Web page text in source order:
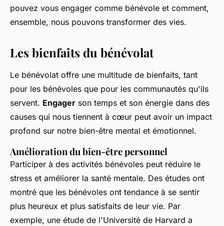
pouvez vous engager comme bénévole et comment,
ensemble, nous pouvons transformer des vies.
Les bienfaits du bénévolat
Le bénévolat offre une multitude de bienfaits, tant
pour les bénévoles que pour les communautés qu'ils
servent. Engager son temps et son énergie dans des
causes qui nous tiennent à cœur peut avoir un impact
profond sur notre bien-être mental et émotionnel.
Amélioration du bien-être personnel
Participer à des activités bénévoles peut réduire le
stress et améliorer la santé mentale. Des études ont
montré que les bénévoles ont tendance à se sentir
plus heureux et plus satisfaits de leur vie. Par
exemple, une étude de l'Université de Harvard a